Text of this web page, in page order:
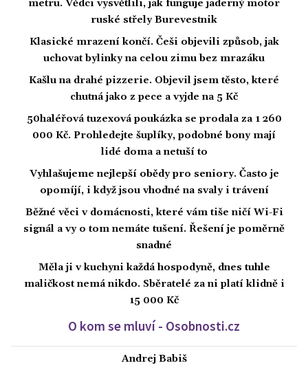
metru. Vědci vysvětlili, jak funguje jaderný motor
ruské střely Burevestnik
Klasické mrazení končí. Češi objevili způsob, jak
uchovat bylinky na celou zimu bez mrazáku
Kašlu na drahé pizzerie. Objevil jsem těsto, které
chutná jako z pece a vyjde na 5 Kč
50haléřová tuzexová poukázka se prodala za 1 260
000 Kč. Prohledejte šuplíky, podobné bony mají
lidé doma a netuší to
Vyhlašujeme nejlepší obědy pro seniory. Často je
opomíjí, i když jsou vhodné na svaly i trávení
Běžné věci v domácnosti, které vám tiše ničí Wi-Fi
signál a vy o tom nemáte tušení. Řešení je poměrně
snadné
Měla ji v kuchyni každá hospodyně, dnes tuhle
maličkost nemá nikdo. Sběratelé za ni platí klidně i
15 000 Kč
O kom se mluví - Osobnosti.cz
Andrej Babiš